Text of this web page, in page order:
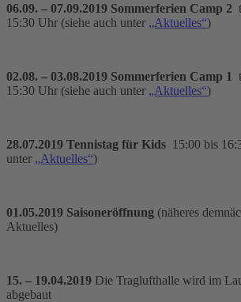
06.09. – 07.09.2019 Sommerferien Camp 2
15:30 Uhr (siehe auch unter „Aktuelles“)
02.08. – 03.08.2019 Sommerferien Camp 1
15:30 Uhr (siehe auch unter „Aktuelles“)
28.07.2019 Tennistag für Kids 15:00 bis
unter „Aktuelles“)
01.05.2019 Saisoneröffnung (näheres
Aktuelles)
15. – 19.04.2019 Die Traglufthalle wird im
abgebaut